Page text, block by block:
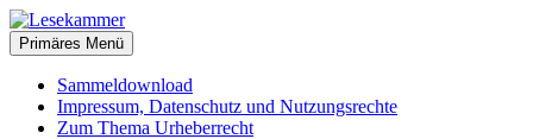
Zum
Inhalt
springen
Lesekammer
christliche Bücher zum kostenlosen Download
Primäres Menü
Sammeldownload
Impressum, Datenschutz und Nutzungsrechte
Zum Thema Urheberrecht